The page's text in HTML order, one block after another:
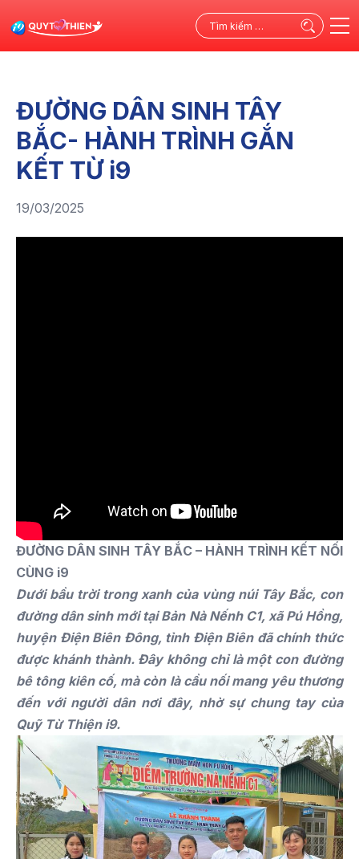
kiếm
ĐƯỜNG DÂN SINH TÂY
BẮC- HÀNH TRÌNH GẮN
KẾT TỪ i9
19/03/2025
ĐƯỜNG DÂN SINH TÂY BẮC – HÀNH TRÌNH KẾT NỐI
CÙNG i9
Dưới bầu trời trong xanh của vùng núi Tây Bắc, con
đường dân sinh mới tại Bản Nà Nếnh C1, xã Pú Hồng,
huyện Điện Biên Đông, tỉnh Điện Biên đã chính thức
được khánh thành. Đây không chỉ là một con đường
bê tông kiên cố, mà còn là cầu nối mang yêu thương
đến với người dân nơi đây, nhờ sự chung tay của
Quỹ Từ Thiện i9.